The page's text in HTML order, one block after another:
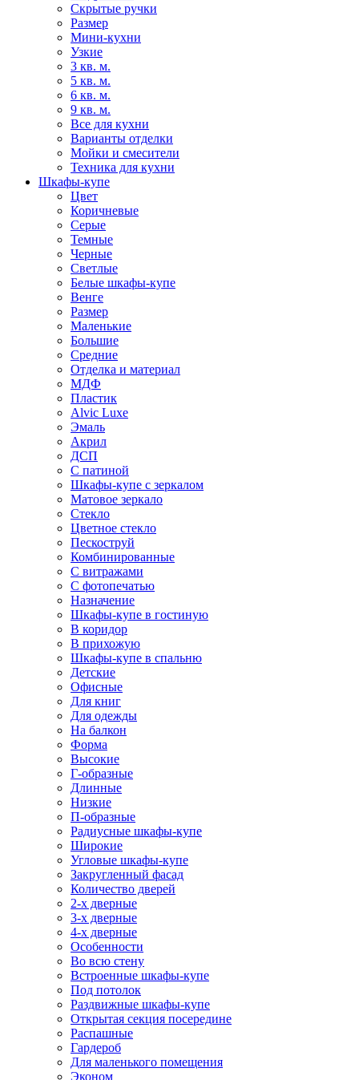
Скрытые ручки
Размер
Мини-кухни
Узкие
3 кв. м.
5 кв. м.
6 кв. м.
9 кв. м.
Все для кухни
Варианты отделки
Мойки и смесители
Техника для кухни
Шкафы-купе
Цвет
Коричневые
Серые
Темные
Черные
Светлые
Белые шкафы-купе
Венге
Размер
Маленькие
Большие
Средние
Отделка и материал
МДФ
Пластик
Alvic Luxe
Эмаль
Акрил
ДСП
С патиной
Шкафы-купе с зеркалом
Матовое зеркало
Стекло
Цветное стекло
Пескоструй
Комбинированные
С витражами
С фотопечатью
Назначение
Шкафы-купе в гостиную
В коридор
В прихожую
Шкафы-купе в спальню
Детские
Офисные
Для книг
Для одежды
На балкон
Форма
Высокие
Г-образные
Длинные
Низкие
П-образные
Радиусные шкафы-купе
Широкие
Угловые шкафы-купе
Закругленный фасад
Количество дверей
2-х дверные
3-х дверные
4-х дверные
Особенности
Во всю стену
Встроенные шкафы-купе
Под потолок
Раздвижные шкафы-купе
Открытая секция посередине
Распашные
Гардероб
Для маленького помещения
Эконом